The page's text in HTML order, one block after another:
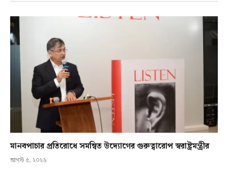
মানবপাচার প্রতিরোধে সমন্বিত উদ্যোগের গুরুত্বারোপ স্বরাষ্ট্রমন্ত্রীর
আগস্ট ৫, ২০২৬